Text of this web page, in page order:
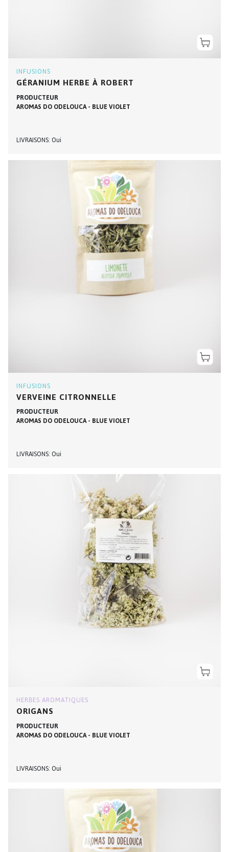
INFUSIONS
GÉRANIUM HERBE À ROBERT
PRODUCTEUR
AROMAS DO ODELOUCA - BLUE VIOLET
LIVRAISONS Oui
INFUSIONS
VERVEINE CITRONNELLE
PRODUCTEUR
AROMAS DO ODELOUCA - BLUE VIOLET
LIVRAISONS Oui
HERBES AROMATIQUES
ORIGANS
PRODUCTEUR
AROMAS DO ODELOUCA - BLUE VIOLET
LIVRAISONS Oui